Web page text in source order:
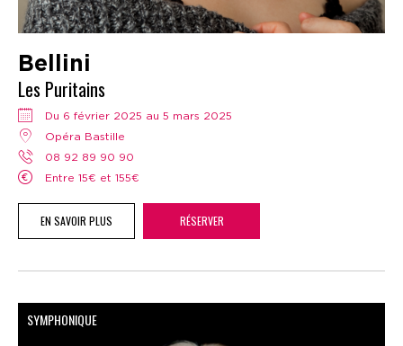
Bellini
Les Puritains
Du 6 février 2025 au 5 mars 2025
Opéra Bastille
08 92 89 90 90
Entre 15€ et 155€
EN SAVOIR PLUS RÉSERVER
SYMPHONIQUE